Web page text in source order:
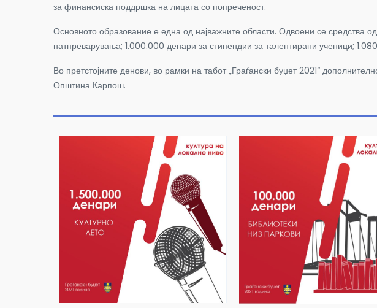
за финансиска поддршка на лицата со попреченост.
Основното образование е една од најважните области. Одвоени се
натпреварувања; 1.000.000 денари за стипендии за талентирани ученици;
Во претстојните денови, во рамки на табот „Граѓански буџет 2021“
Општина Карпош.